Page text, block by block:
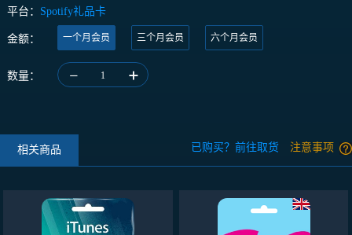
平台： Spotify礼品卡
金额： 一个月会员 三个月会员 六个月会员
数量： 1
相关商品 已购买？前往取货 注意事项